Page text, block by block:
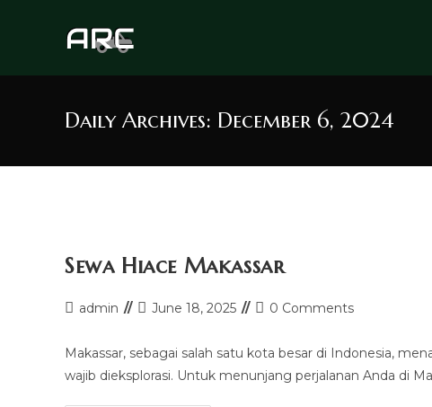
Daily Archives: December 6, 2024
Sewa Hiace Makassar
Postadmin
Post
modified:
June 18, 2025
Post0 Comments
Makassar, sebagai salah satu kota besar di Indonesia,
wajib dieksplorasi. Untuk menunjang perjalanan Anda di